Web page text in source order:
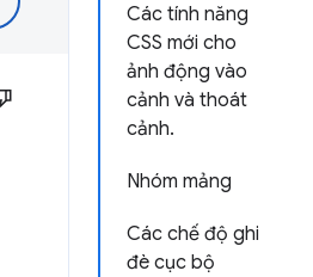
Các tính năng
CSS mới cho
ảnh động vào
cảnh và thoát
cảnh.
Nhóm mảng
Các chế độ ghi
đè cục bộ